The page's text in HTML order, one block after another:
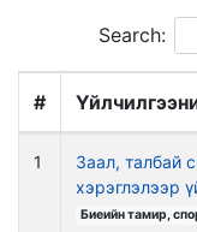
Search:
#
1
Заал, талбай
хэрэглэлээр
Биеийн тамир,